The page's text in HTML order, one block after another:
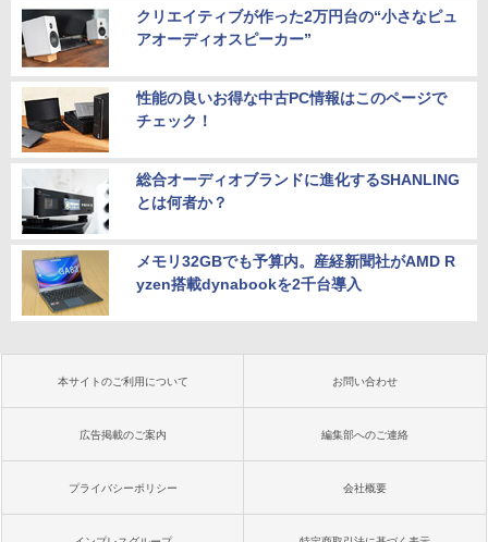
クリエイティブが作った2万円台の“小さなピュ
アオーディオスピーカー”
性能の良いお得な中古PC情報はこのページで
チェック！
総合オーディオブランドに進化するSHANLING
とは何者か？
メモリ32GBでも予算内。産経新聞社がAMD R
yzen搭載dynabookを2千台導入
本サイトのご利用について お問い合わせ
広告掲載のご案内 編集部へのご連絡
プライバシーポリシー 会社概要